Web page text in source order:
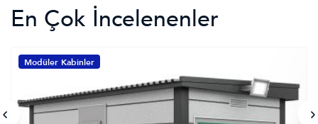
En Çok İncelenenler
Modüler Kabinler